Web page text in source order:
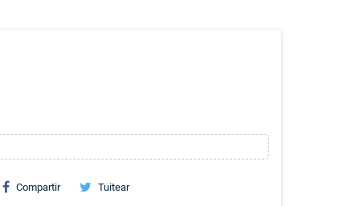
Compartir Tuitear